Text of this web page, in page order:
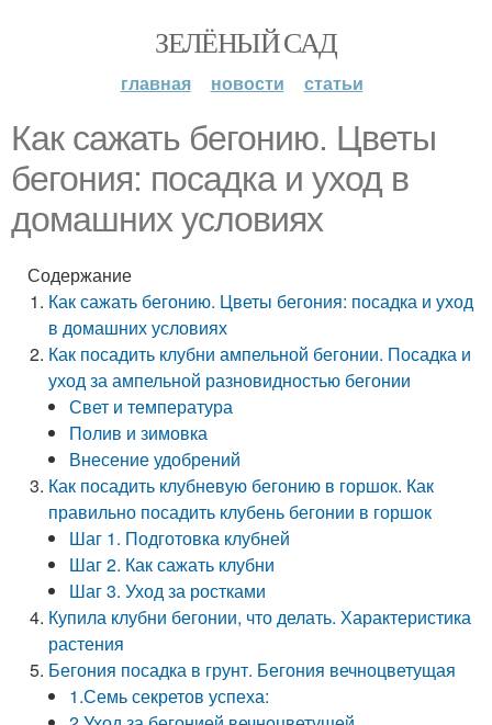
ЗЕЛЁНЫЙ САД
главная новости статьи
Как сажать бегонию. Цветы
бегония: посадка и уход в
домашних условиях
Содержание
Как сажать бегонию. Цветы бегония: посадка и уход
в домашних условиях
Как посадить клубни ампельной бегонии. Посадка и
уход за ампельной разновидностью бегонии
Свет и температура
Полив и зимовка
Внесение удобрений
Как посадить клубневую бегонию в горшок. Как
правильно посадить клубень бегонии в горшок
Шаг 1. Подготовка клубней
Шаг 2. Как сажать клубни
Шаг 3. Уход за ростками
Купила клубни бегонии, что делать. Характеристика
растения
Бегония посадка в грунт. Бегония вечноцветущая
1.Семь секретов успеха: